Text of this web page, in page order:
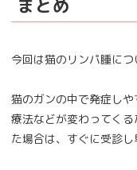
まとめ
今回は猫のリンパ腫につ
猫のガンの中で発症し
療法などが変わってく
た場合は、すぐに受診し